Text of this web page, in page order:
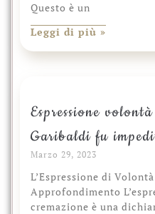
Questo è un
Leggi di più »
Espressione
Garibaldi fu
Marzo 29, 2023
L’Espressione di
Approfondimento
cremazione è una